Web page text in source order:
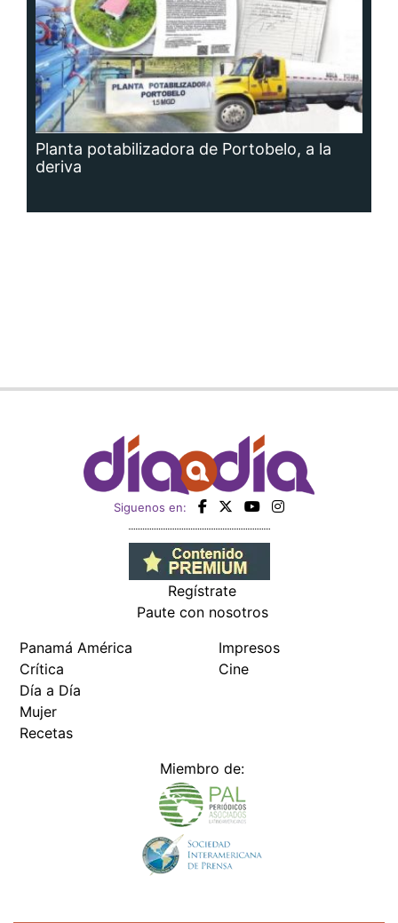
Planta potabilizadora de Portobelo, a la
deriva
Siguenos en:
Regístrate
Paute con nosotros
Panamá América
Crítica
Día a Día
Mujer
Recetas
Impresos
Cine
Miembro de: